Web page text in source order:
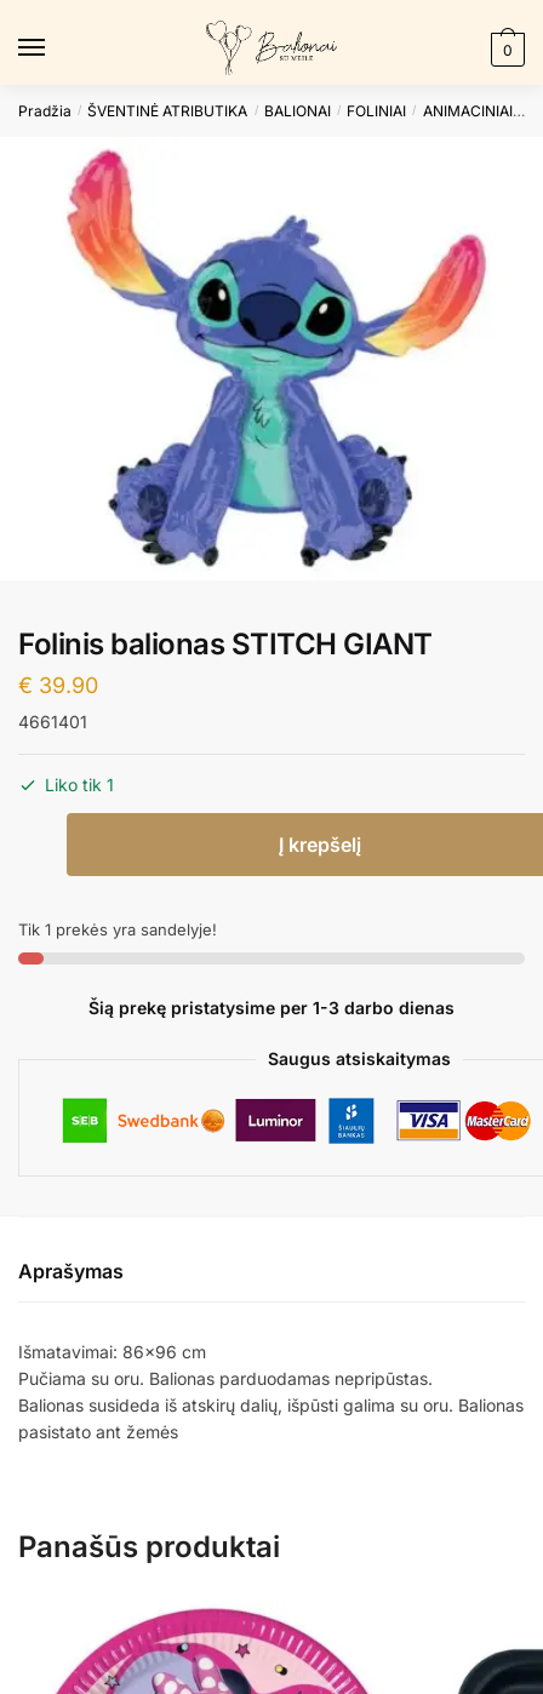
0
Pradžia / ŠVENTINĖ ATRIBUTIKA / BALIONAI / FOLINIAI / ANIMACINIAI
Folinis balionas STITCH GIANT
€ 39.90
4661401
Liko tik 1
STITCH
GIANT
Į krepšelį
Tik 1 prekės yra sandelyje!
Šią prekę pristatysime per 1-3 darbo dienas
Saugus atsiskaitymas
Aprašymas
Išmatavimai: 86×96 cm
Pučiama su oru. Balionas parduodamas nepripūstas.
Balionas susideda iš atskirų dalių, išpūsti galima su oru. Balionas
pasistato ant žemės
Panašūs produktai